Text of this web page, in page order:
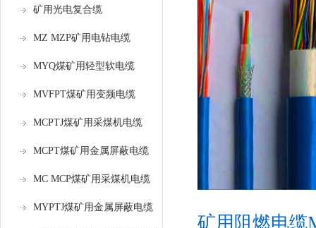
矿用光电复合缆
MZ MZP矿用电钻电缆
MYQ煤矿用轻型软电缆
MVFPT煤矿用变频电缆
MCPTJ煤矿用采煤机电缆
MCPT煤矿用金属屏蔽电缆
MC MCP煤矿用采煤机电缆
MYPTJ煤矿用金属屏蔽电缆
矿用阻燃电缆